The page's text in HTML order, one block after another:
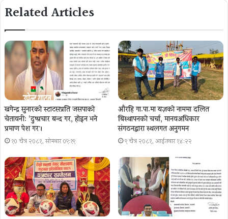
Related Articles
खगेन्द्र सुनारको स्टाटसप्रति जसपाको
चेतावनी: ‘दुष्प्रचार बन्द गर, होइन भने
प्रमाण पेश गर´।
१० चैत्र २०८१, सोमबार ०९:१९
औरहि गा.पा.मा यज्ञकाे नाममा दलित
बिस्थापनकाे चर्चा, मानवअधिकार
संगठनद्वारा स्थलगत अनुगमन
९ चैत्र २०८१, आईतवार १४:२२